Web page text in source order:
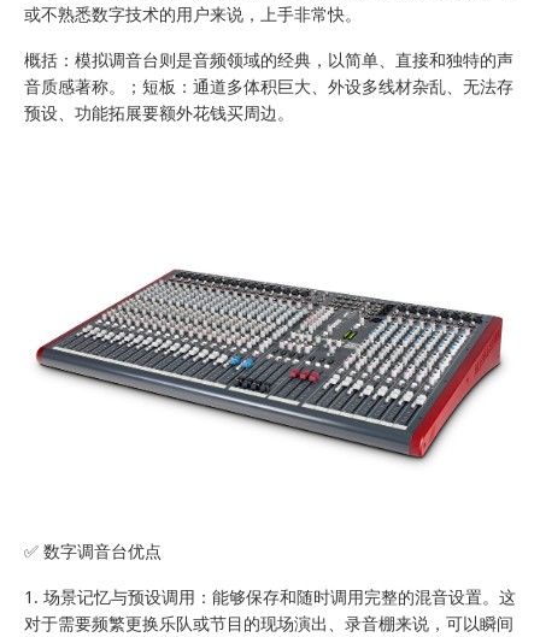
或不熟悉数字技术的用户来说，上手非常快。
概括：模拟调音台则是音频领域的经典，以简单、直接和独特的声
音质感著称。；短板：通道多体积巨大、外设多线材杂乱、无法存
预设、功能拓展要额外花钱买周边。
✅ 数字调音台优点
1. 场景记忆与预设调用：能够保存和随时调用完整的混音设置。这
对于需要频繁更换乐队或节目的现场演出、录音棚来说，可以瞬间